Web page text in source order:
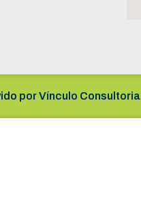
porVínculo Consultoria